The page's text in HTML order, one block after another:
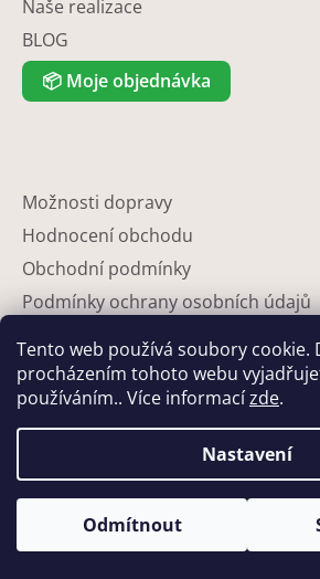
Tento web používá soubory cookie.
procházením tohoto webu
používáním.. Více informacízde.
Nastavení
Odmítnout
Naše realizace
BLOG
📦 Moje objednávka
Možnosti dopravy
Hodnocení obchodu
Obchodní podmínky
Podmínky ochrany osobních údajů
Partneři
Kontakty
Copyright 2026Eshop-květináče.